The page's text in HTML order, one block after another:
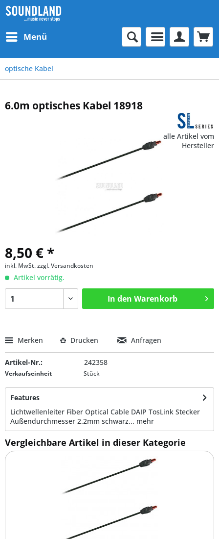
Menü
optische Kabel
6.0m optisches Kabel 18918
alle Artikel vom
Hersteller
8,50 € *
inkl. MwSt.zzgl. Versandkosten
Artikel vorrätig.
In den Warenkorb
Merken Drucken Anfragen
Artikel-Nr.: 242358
Verkaufseinheit Stück
Features
Lichtwellenleiter Fiber Optical Cable DAIP TosLink Stecker
Außendurchmesser 2.2mm schwarz... mehr
Vergleichbare Artikel in dieser Kategorie